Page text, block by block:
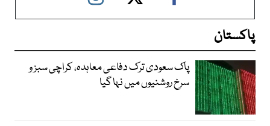
پاکستان
پاک سعودی ترک دفاعی معاہدہ، کراچی سبز و
سرخ روشنیوں میں نہا گیا